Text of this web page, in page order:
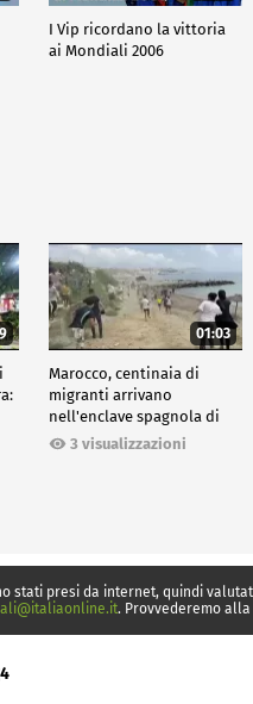
I Vip ricordano la vittoria
ai Mondiali 2006
01:03
Marocco, centinaia di
migranti arrivano
nell'enclave spagnola di
Ceuta3 visualizzazioni
stati presi da internet, quindi
. Provvederemo